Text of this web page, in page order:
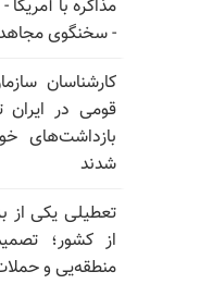
مذاکره با
- سخنگوی
کارشناسان
قومی در
بازداشت‌های
شدند
تعطیلی یکی از
از کشور؛
منطقه‌یی و